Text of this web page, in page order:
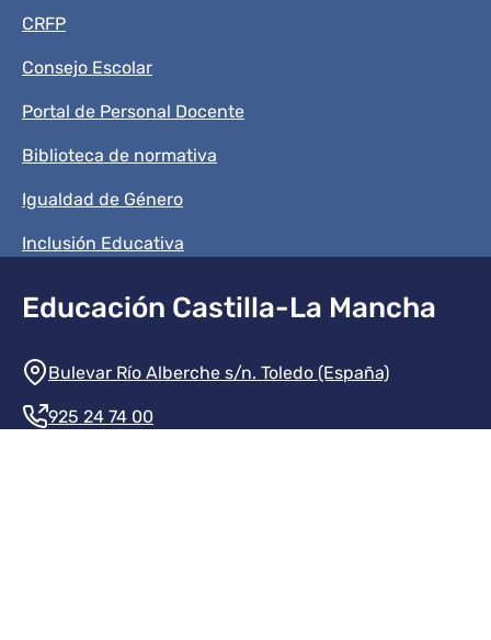
CRFP
Consejo Escolar
Portal de Personal Docente
Biblioteca de normativa
Igualdad de Género
Inclusión Educativa
Educación Castilla-La Mancha
Información de la institución
Bulevar Río Alberche s/n. Toledo (España)
925 24 74 00